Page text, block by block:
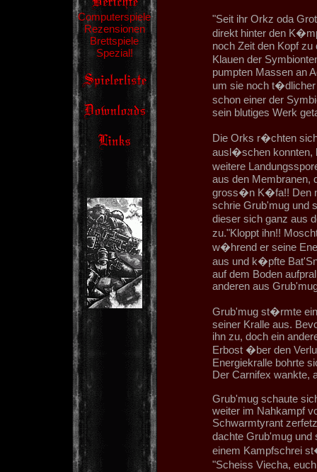
Computerspiele
Rezensionen
Brettspiele
Spezial!
"Seit ihr Orkz oda
direkt hinter den
noch Zeit den Kopf
Klauen der
pumpten Massen an
um sie noch t�dlicher
schon einer der
sein blutiges Werk
Die Orks r�chten
ausl�schen konnten,
weitere
aus den Membranen,
gross�n K�fa!! Den
schrie Grub'mug und
dieser sich ganz aus
zu."Kloppt ihn!!
w�hrend er seine
aus und k�pfte
auf dem Boden
anderen aus
Grub'mug st�rmte
seiner Kralle aus.
ihn zu, doch ein
Erbost �ber den
Energiekralle bohrte
Der Carnifex wankte,
Grub'mug schaute
weiter im Nahkampf
Schwarmtyrant
dachte Grub'mug
einem Kampfschrei
"Scheiss Viecha,